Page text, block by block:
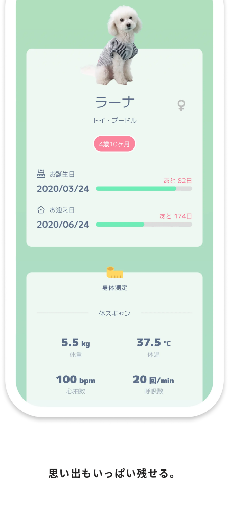
思い出もいっぱい残せる。